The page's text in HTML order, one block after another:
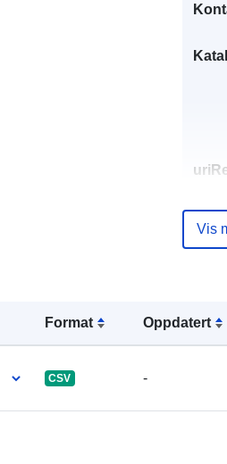
Format Oppdatert
CSV -
Vis